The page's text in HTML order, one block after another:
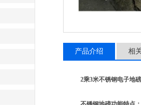
产品介绍 相
2乘3米不锈钢电子地